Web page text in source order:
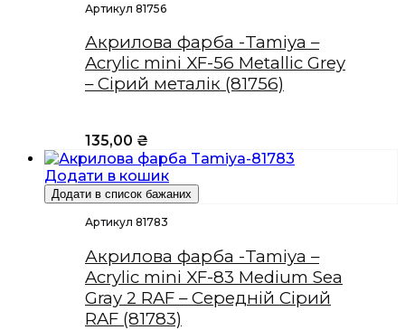
Артикул 81756
Акрилова фарба -Tamiya –
Acrylic mini XF-56 Metallic Grey
– Сірий металік (81756)
135,00 ₴
Додати в кошик
Додати в список бажаних
Артикул 81783
Акрилова фарба -Tamiya –
Acrylic mini XF-83 Medium Sea
Gray 2 RAF – Середній Сірий
RAF (81783)